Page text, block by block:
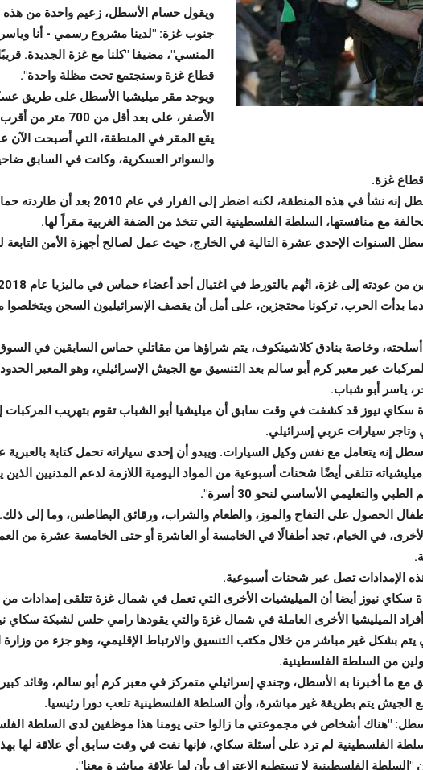
ويقول حسام الأسطل، زعيم واحدة من هذه
جنوب غزة: "لدينا مشروع رسمي - أنا
المنسي"، مضيفا "كلنا مع غزة الجديدة.
قطاع غزة وسنجتمع تحت مظلة واحدة".
ويوجد مقر ميليشيا الأسطل على طريق
الأصفر، على بعد أقل من 700 متر من أقرب موقع للجيش الإسرائيلي.
يقع المقر في المنطقة، التي أصبحت الآن
والسواتر العسكرية، وكانت في السابق
غزة.
يقول الأسطل إنه نشأ في هذه المنطقة،
مع منافستها، السلطة الفلسطينية التي تتخذ من الضفة الغربية مقراً لها.
السنوات الإحدى عشرة التالية في الخارج، حيث عمل لصالح أجهزة الأمن
عودته إلى غزة، اتُهم بالتورط في اغتيال أحد أعضاء حماس في ماليزيا عام 2018 وحُكم عليه بالإعدام.
بدأت الحرب، تركونا محتجزين، على أمل أن يقصف الإسرائيليون السجن ويتخلصوا
وخاصة بنادق كلاشينكوف، يتم شراؤها من مقاتلي حماس السابقين في السوق
عبر معبر كرم أبو سالم بعد التنسيق مع الجيش الإسرائيلي، وهو المعبر
ياسر أبو شباب.
سكاي نيوز قد كشفت في وقت سابق أن ميليشيا أبو الشباب تقوم بتهريب
وتاجر سيارات عربي إسرائيلي.
إنه يتعامل مع نفس وكيل السيارات. ويبدو أن إحدى سياراته تحمل كتابة
تتلقى أيضًا شحنات أسبوعية من المواد اليومية اللازمة لدعم المدنيين
الطبي والتعليمي الأساسي لنحو 30 أسرة".
الحصول على التفاح والموز، والطعام والشراب، ورقائق البطاطس، وما إلى
في الخيام، تجد أطفالًا في الخامسة أو العاشرة أو حتى الخامسة عشرة من
الإمدادات تصل عبر شحنات أسبوعية.
سكاي نيوز أيضا أن الميليشيات الأخرى التي تعمل في شمال غزة تتلقى إمدادات من
الميليشيا الأخرى العاملة في شمال غزة والتي يقودها رامي حلس لشبكة سكاي
يتم بشكل غير مباشر من خلال مكتب التنسيق والارتباط الإقليمي، وهو جزء من وزارة
من السلطة الفلسطينية.
مع ما أخبرنا به الأسطل، وجندي إسرائيلي متمركز في معبر كرم أبو سالم، وقائد
الجيش يتم بطريقة غير مباشرة، وأن السلطة الفلسطينية تلعب دورا رئيسيا.
"هناك أشخاص في مجموعتي ما زالوا حتى يومنا هذا موظفين لدى السلطة
الفلسطينية لم ترد على أسئلة سكاي، فإنها نفت في وقت سابق أي علاقة لها
"السلطة الفلسطينية لا تستطيع الاعتراف بأن لها علاقة مباشرة معنا".